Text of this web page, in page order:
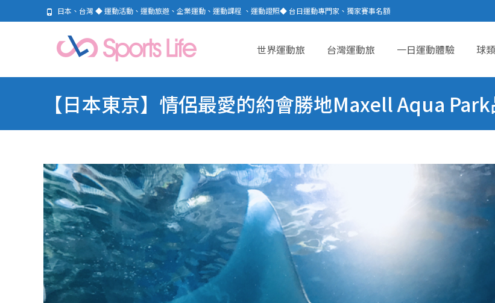
日本、台灣 ◆ 運動活動、運動旅遊、企業運動、運動課程 、運動證照◆ 台日運動專門家、獨家賽事名額
世界運動旅 台灣運動旅 一日運動體驗 球
【日本東京】情侶最愛的約會勝地Maxell Aqua